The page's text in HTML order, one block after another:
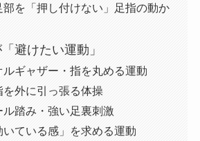
を「押し付けない」足指の動か
避けたい運動」
ギャザー・指を丸める運動
外に引っ張る体操
踏み・強い足裏刺激
ている感」を求める運動